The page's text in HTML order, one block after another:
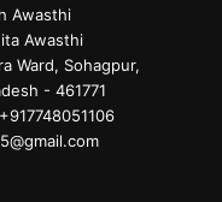
Awasthi
Awasthi
Ward, Sohagpur,
- 461771